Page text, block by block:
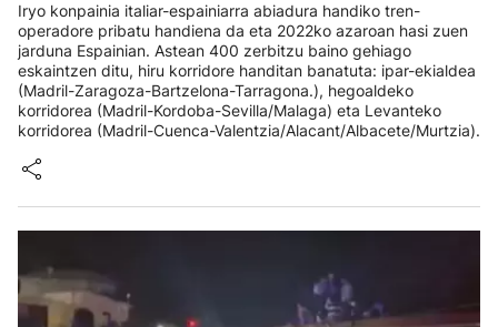
Iryo konpainia italiar-espainiarra abiadura handiko tren-
operadore pribatu handiena da eta 2022ko azaroan hasi zuen
jarduna Espainian. Astean 400 zerbitzu baino gehiago
eskaintzen ditu, hiru korridore handitan banatuta: ipar-ekialdea
(Madril-Zaragoza-Bartzelona-Tarragona.), hegoaldeko
korridorea (Madril-Kordoba-Sevilla/Malaga) eta Levanteko
korridorea (Madril-Cuenca-Valentzia/Alacant/Albacete/Murtzia).